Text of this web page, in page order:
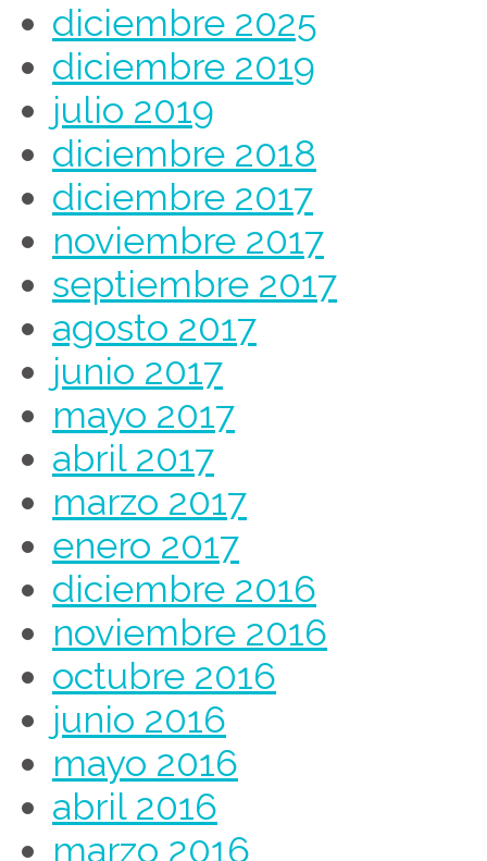
diciembre 2025
diciembre 2019
julio 2019
diciembre 2018
diciembre 2017
noviembre 2017
septiembre 2017
agosto 2017
junio 2017
mayo 2017
abril 2017
marzo 2017
enero 2017
diciembre 2016
noviembre 2016
octubre 2016
junio 2016
mayo 2016
abril 2016
marzo 2016